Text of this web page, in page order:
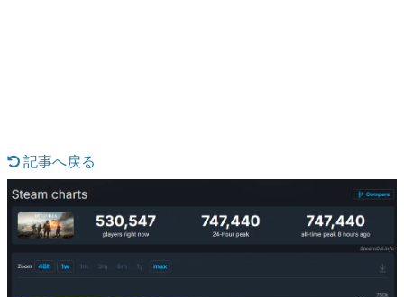
具体的な形から解き明かしていく、硬派で骨太な評論連載
ゲームが変えた日本語
「経験値」「裏技」「ラスボス」… ゲームにまつわる言葉
の起源や用法の変遷を、コンピューター文化史研究家・タ
記事へ戻る